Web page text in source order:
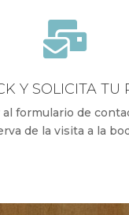

Y SOLICITA TU
al formulario de
de la visita a la